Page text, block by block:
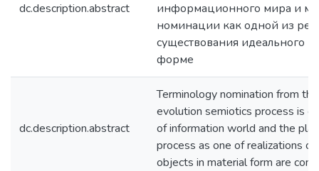
dc.description.abstract
информационного мира и
номинации как одной из
существования идеального
форме
dc.description.abstract
Terminology nomination from
evolution semiotics process is
of information world and the
process as one of realizations
objects in material form are